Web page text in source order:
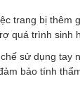
trang bị thêm
quá trình sinh
sử dụng tay
bảo tính